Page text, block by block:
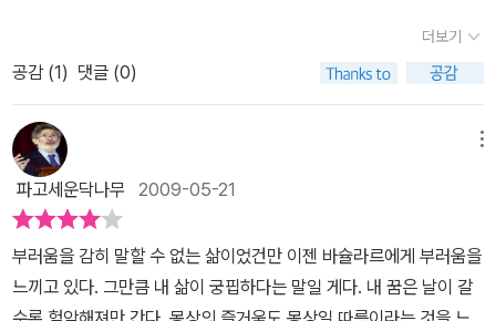
정으로 충실하고 이 꿈이 시적 가치로 인해 분명하게 일관성을 띨 때,
그가 받는 일관성의 힘을 담아내고자 했다’고 하였습니다.본문은 모
두 다섯 개의 장으로 구성되었는데, 몽상에 대한 몽상을 설명하는 제1
장과 제2장에서는 각각 말의 몽상가와 ‘아니무스’-‘아니마’를 나누었
습니다. 우리를 유혹하는 모든 몽상을 언급해보겠다는 생각을 담아냈
다는 것입니다. 그는 글쓰기는 펜이 흘러가는 대로 놓아두고 몽상으
로 하여금 말하게 하는, 즉 몽상을 옮겨 쓰는 것이 최선이라고 했습니
다. 그 몽상은 낱말에서 시작된다고도 했습니다. 우리말에서는 낱말
에 성을 부여하지 않습니다만, 프랑스어나 독일어의 낱말은 남성과
더보기
공감 (1) 댓글 (0)
파고세운닥나무 2009-05-21
부러움을 감히 말할 수 없는 삶이었건만 이젠 바슐라르에게 부러움을
느끼고 있다. 그만큼 내 삶이 궁핍하다는 말일 게다. 내 꿈은 날이 갈